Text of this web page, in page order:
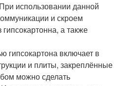
использовании данной
и скроем
а также
гипсокартона включает в
и плиты, закреплённые
можно сделать